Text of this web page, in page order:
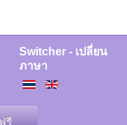
รี
Switcher - เปลี่ยน
ภาษา